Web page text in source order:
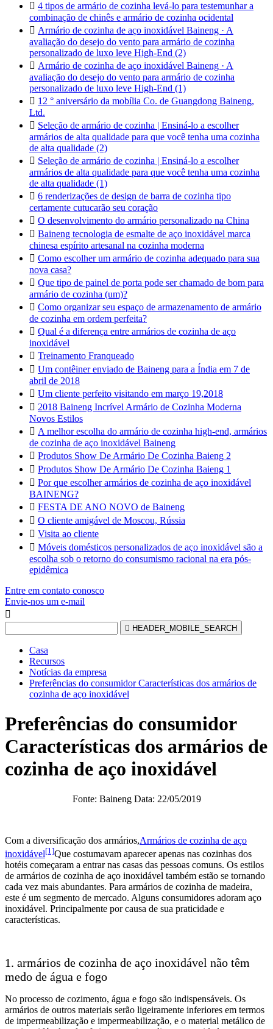
 4 tipos de armário de cozinha levá-lo para testemunhar a
combinação de chinês e armário de cozinha ocidental
 Armário de cozinha de aço inoxidável Baineng · A
avaliação do desejo do vento para armário de cozinha
personalizado de luxo leve High-End (2)
 Armário de cozinha de aço inoxidável Baineng · A
avaliação do desejo do vento para armário de cozinha
personalizado de luxo leve High-End (1)
 12 ° aniversário da mobília Co. de Guangdong Baineng,
Ltd.
 Seleção de armário de cozinha | Ensiná-lo a escolher
armários de alta qualidade para que você tenha uma cozinha
de alta qualidade (2)
 Seleção de armário de cozinha | Ensiná-lo a escolher
armários de alta qualidade para que você tenha uma cozinha
de alta qualidade (1)
 6 renderizações de design de barra de cozinha tipo
certamente cutucarão seu coração
 O desenvolvimento do armário personalizado na China
 Baineng tecnologia de esmalte de aço inoxidável marca
chinesa espírito artesanal na cozinha moderna
 Como escolher um armário de cozinha adequado para sua
nova casa?
 Que tipo de painel de porta pode ser chamado de bom para
armário de cozinha (um)?
 Como organizar seu espaço de armazenamento de armário
de cozinha em ordem perfeita?
 Qual é a diferença entre armários de cozinha de aço
inoxidável
 Treinamento Franqueado
 Um contêiner enviado de Baineng para a Índia em 7 de
abril de 2018
 Um cliente perfeito visitando em março 19,2018
 2018 Baineng Incrível Armário de Cozinha Moderna
Novos Estilos
 A melhor escolha do armário de cozinha high-end, armários
de cozinha de aço inoxidável Baineng
 Produtos Show De Armário De Cozinha Baieng 2
 Produtos Show De Armário De Cozinha Baieng 1
 Por que escolher armários de cozinha de aço inoxidável
BAINENG?
 FESTA DE ANO NOVO de Baineng
 O cliente amigável de Moscou, Rússia
 Visita ao cliente
 Móveis domésticos personalizados de aço inoxidável são a
escolha sob o retorno do consumismo racional na era pós-
epidêmica
Entre em contato conosco
Envie-nos um e-mail

 HEADER_MOBILE_SEARCH
Casa
Recursos
Notícias da empresa
Preferências do consumidor Características dos armários de
cozinha de aço inoxidável
Preferências do consumidor
Características dos armários de
cozinha de aço inoxidável
Fonte: Baineng Data: 22/05/2019
Com a diversificação dos armários,Armários de cozinha de aço
inoxidável[1]Que costumavam aparecer apenas nas cozinhas dos
hotéis começaram a entrar nas casas das pessoas comuns. Os estilos
de armários de cozinha de aço inoxidável também estão se tornando
cada vez mais abundantes. Para armários de cozinha de madeira,
este é um segmento de mercado. Alguns consumidores adoram aço
inoxidável. Principalmente por causa de sua praticidade e
características.
1. armários de cozinha de aço inoxidável não têm
medo de água e fogo
No processo de cozimento, água e fogo são indispensáveis. Os
armários de outros materiais serão ligeiramente inferiores em termos
de impermeabilização e impermeabilização, e o material metálico de